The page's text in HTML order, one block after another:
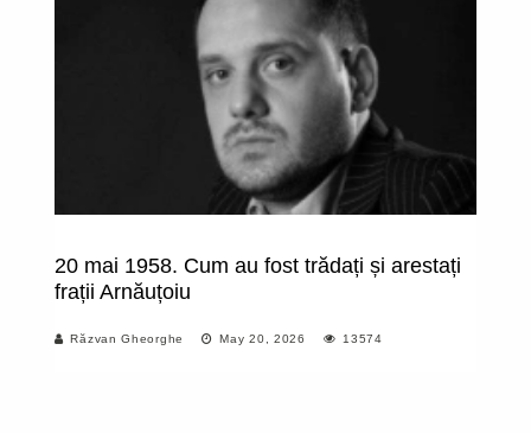
20 mai 1958. Cum au fost trădați și arestați
frații Arnăuțoiu
Răzvan Gheorghe May 20, 2026 13574